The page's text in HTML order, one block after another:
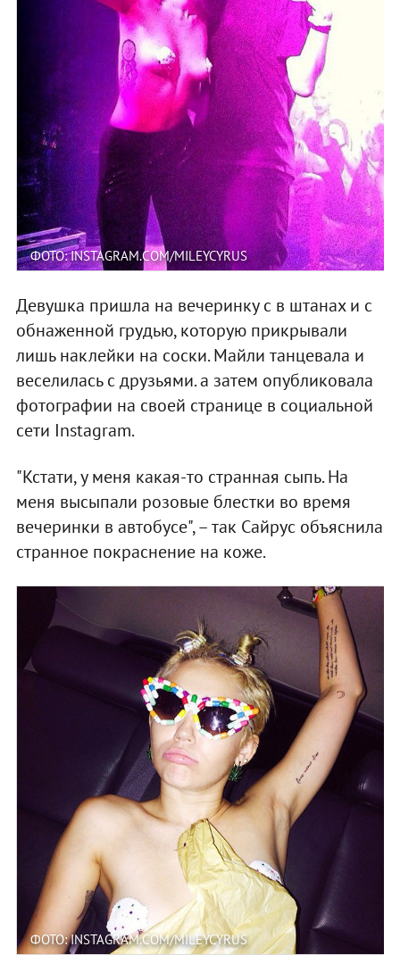
ФОТО: INSTAGRAM.COM/MILEYCYRUS
Девушка пришла на вечеринку с в штанах и с
обнаженной грудью, которую прикрывали
лишь наклейки на соски. Майли танцевала и
веселилась с друзьями. а затем опубликовала
фотографии на своей странице в социальной
сети Instagram.
"Кстати, у меня какая-то странная сыпь. На
меня высыпали розовые блестки во время
вечеринки в автобусе", – так Сайрус объяснила
странное покраснение на коже.
ФОТО: INSTAGRAM.COM/MILEYCYRUS